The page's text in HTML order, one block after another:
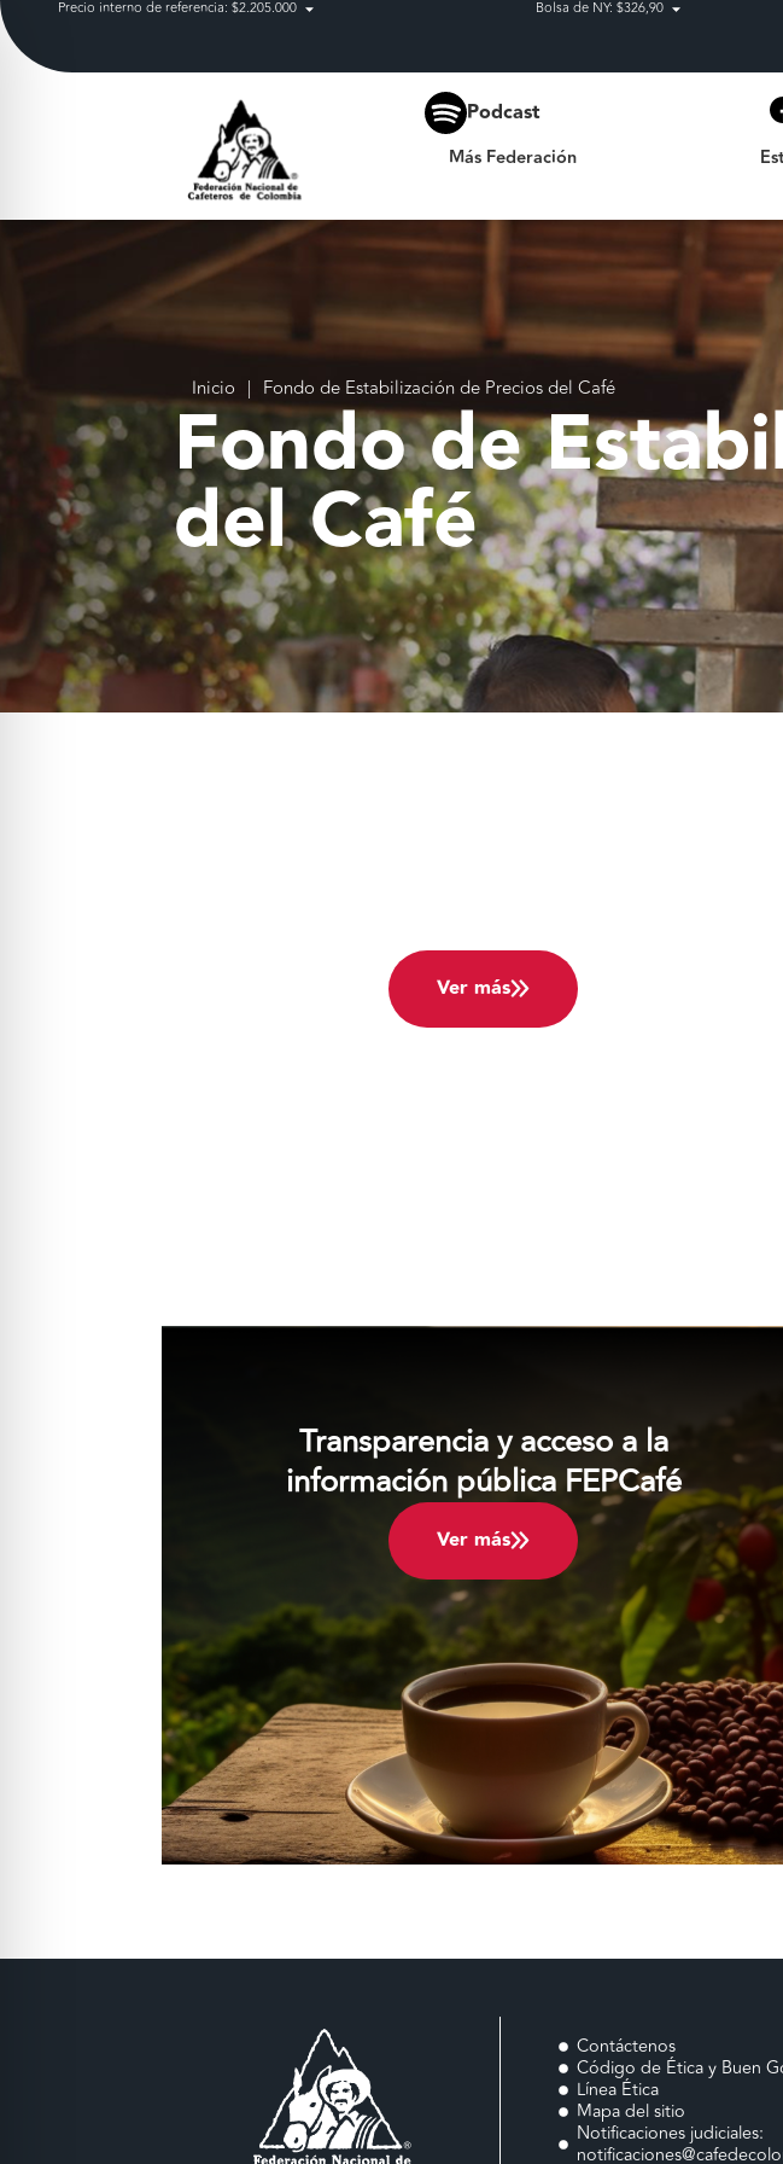
Precio interno de referencia: $2.205.000 Bolsa de NY: $326,90
Podcast
Más Federación
Inicio | Fondo de Estabilización de Precios del Café
Fondo de
del Café
Ver más
Transparencia y acceso a la
información pública FEPCafé
Ver más
Contáctenos
Código de Ética y Buen
Línea Ética
Mapa del sitio
Notificaciones judiciales: